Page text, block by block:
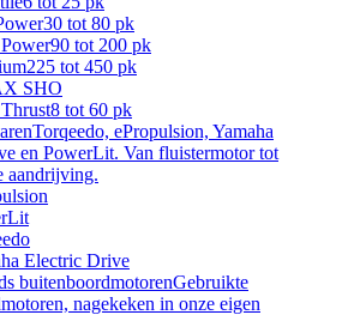
30 tot 80 pk
90 tot 200 pk
225 tot 450 pk
SHO
8 tot 60 pk
Torqeedo, ePropulsion, Yamaha
en PowerLit. Van fluistermotor tot
aandrijving.
Electric Drive
buitenboordmotorenGebruikte
nagekeken in onze eigen